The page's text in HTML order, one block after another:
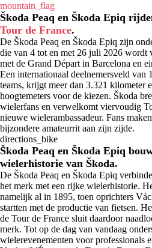
mountain_flag
Škoda Peaq en Škoda Epiq
Tour de France.
De Škoda Peaq en Škoda Epiq zijn
die van 4 tot en met 26 juli 2026 wordt
met de Grand Départ in Barcelona en
Een internationaal deelnemersveld van
teams, krijgt meer dan 3.321 kilometer
hoogtemeters voor de kiezen. Škoda
wielerfans en verwelkomt viervoudig
nieuwe wielerambassadeur. Fans
bijzondere amateurrit aan zijn zijde.
directions_bike
Škoda Peaq en Škoda Epiq
wielerhistorie van Škoda.
De Škoda Peaq en Škoda Epiq
het merk met een rijke wielerhistorie.
namelijk al in 1895, toen oprichters
startten met de productie van fietsen.
de Tour de France sluit daardoor
merk. Tot op de dag van vandaag
wielerevenementen voor professionals